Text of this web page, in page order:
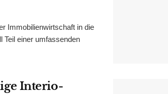
Immobilienwirtschaft in die
Teil einer umfassenden
Interio-